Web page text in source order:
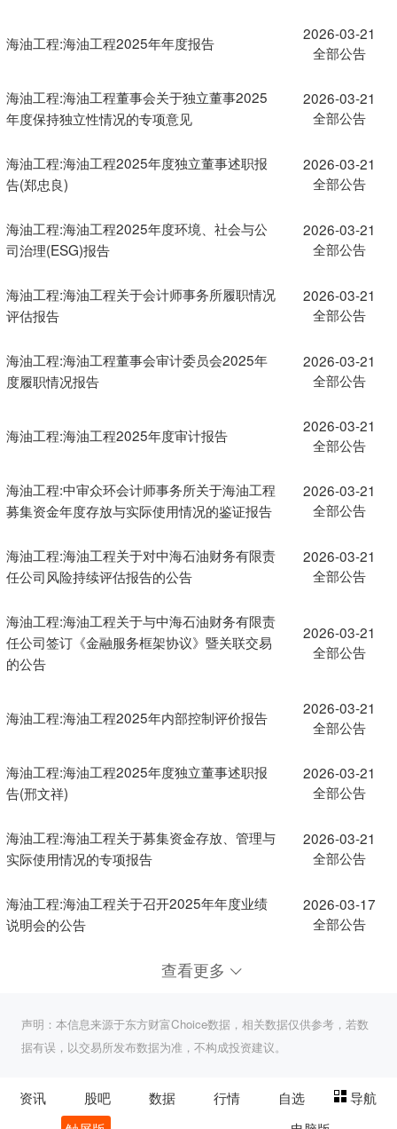
海油工程:海油工程2025年年度报告
2026-03-21
全部公告
海油工程:海油工程董事会关于独立董事2025
年度保持独立性情况的专项意见
2026-03-21
全部公告
海油工程:海油工程2025年度独立董事述职报
告(郑忠良)
2026-03-21
全部公告
海油工程:海油工程2025年度环境、社会与公
司治理(ESG)报告
2026-03-21
全部公告
海油工程:海油工程关于会计师事务所履职情况
评估报告
2026-03-21
全部公告
海油工程:海油工程董事会审计委员会2025年
度履职情况报告
2026-03-21
全部公告
海油工程:海油工程2025年度审计报告
2026-03-21
全部公告
海油工程:中审众环会计师事务所关于海油工程
募集资金年度存放与实际使用情况的鉴证报告
2026-03-21
全部公告
海油工程:海油工程关于对中海石油财务有限责
任公司风险持续评估报告的公告
2026-03-21
全部公告
海油工程:海油工程关于与中海石油财务有限责
任公司签订《金融服务框架协议》暨关联交易
的公告
2026-03-21
全部公告
海油工程:海油工程2025年内部控制评价报告
2026-03-21
全部公告
海油工程:海油工程2025年度独立董事述职报
告(邢文祥)
2026-03-21
全部公告
海油工程:海油工程关于募集资金存放、管理与
实际使用情况的专项报告
2026-03-21
全部公告
海油工程:海油工程关于召开2025年年度业绩
说明会的公告
2026-03-17
全部公告
查看更多
声明：本信息来源于东方财富Choice数据，相关数据仅供参考，若数
据有误，以交易所发布数据为准，不构成投资建议。
资讯 股吧 数据 行情 自选
导航